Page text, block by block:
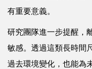
有重要意義。
研究團隊進一步提醒，
敏感。透過這類長時間
過去環境變化，也能為